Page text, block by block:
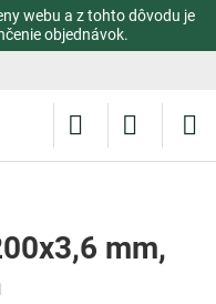
webu a z tohto dôvodu je
objednávok.
mm,